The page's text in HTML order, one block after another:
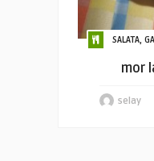
SALATA,
mor
selay